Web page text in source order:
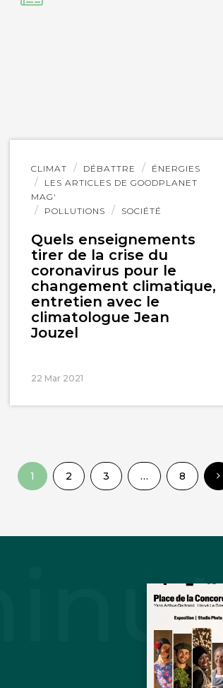
CLIMAT DÉBATTRE
ÉNERGIES
LES ARTICLES DE GOODPLANET
MAG'
POLLUTIONS
SOCIÉTÉ
Quels enseignements
tirer de la crise du
coronavirus pour le
changement climatique,
entretien avec le
climatologue Jean
Jouzel
22 Mar 2021
Lire
l'article
1 2 3 … 8